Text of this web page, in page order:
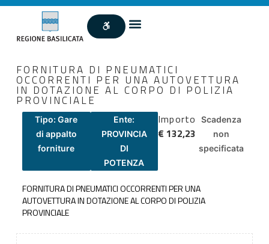
FORNITURA DI PNEUMATICI
OCCORRENTI PER UNA AUTOVETTURA
IN DOTAZIONE AL CORPO DI POLIZIA
PROVINCIALE
Tipo: Gare
di appalto
forniture
Ente:
PROVINCIA
DI
POTENZA
Importo
€ 132,23
Scadenza
non
specificata
FORNITURA DI PNEUMATICI OCCORRENTI PER UNA
AUTOVETTURA IN DOTAZIONE AL CORPO DI POLIZIA
PROVINCIALE